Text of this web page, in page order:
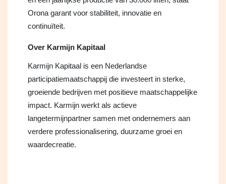
Orona garant voor stabiliteit, innovatie en
continuïteit.
Over Karmijn Kapitaal
Karmijn Kapitaal is een Nederlandse
participatiemaatschappij die investeert in sterke,
groeiende bedrijven met positieve maatschappelijke
impact. Karmijn werkt als actieve
langetermijnpartner samen met ondernemers aan
verdere professionalisering, duurzame groei en
waardecreatie.